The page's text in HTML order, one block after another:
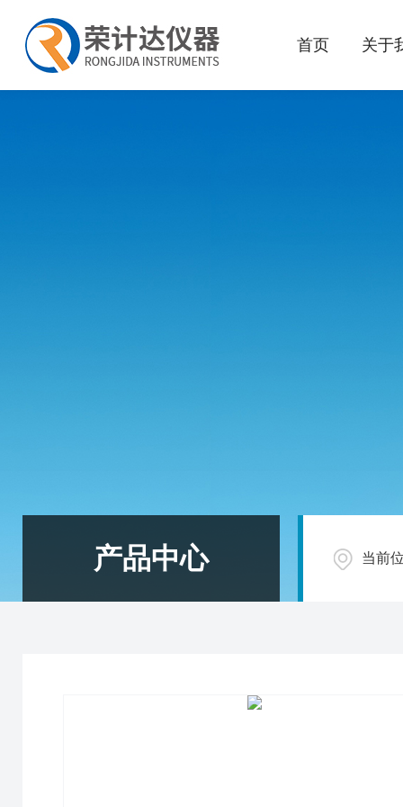
首页 关于
产品中心 当前